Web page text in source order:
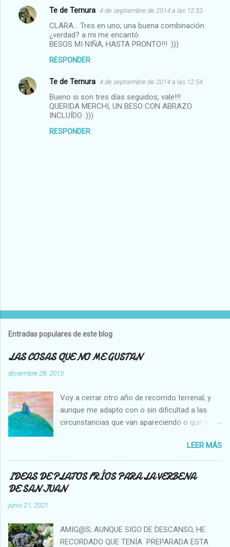
Te de Ternura 4 de septiembre de 2014 a las 12:53
CLARA... Tres en uno; una buena combinación
¿verdad? a mi me encantó.
BESOS MI NIÑA, HASTA PRONTO!!! :)))
RESPONDER
Te de Ternura 4 de septiembre de 2014 a las 12:54
Bueno si son tres días seguidos, vale!!!
QUERIDA MERCHI, UN BESO CON ABRAZO
INCLUÍDO :)))
RESPONDER
l
c
a
r
n
c
o
m
e
n
r
i
o
Entradas populares de este blog
LAS COSAS QUE NO ME GUSTAN
diciembre 28, 2015
Voy a cerrar otro año de recorrido terrenal; y
aunque me adapto con o sin dificultad a las
circunstancias que van apareciendo o que voy
es decir que para mi son inamovibles, y os voy
a contar cuales son: NO ME GUSTA VER A UNA
MOSCA O UNA ABEJA DENTRO DE MI CASA, Y
NO SOPORTO MATARLAS. NO ME GUSTA QUE
TANTAS Y TANTAS PERSONAS PIDIENDO EN
LEER MÁS
IDEAS DE PLATOS FRÍOS PARA LA VERBENA
DE SAN JUAN
junio 21, 2021
AMIG@S; AUNQUE SIGO DE DESCANSO, HE
RECORDADO QUE TENÍA PREPARADA ESTA